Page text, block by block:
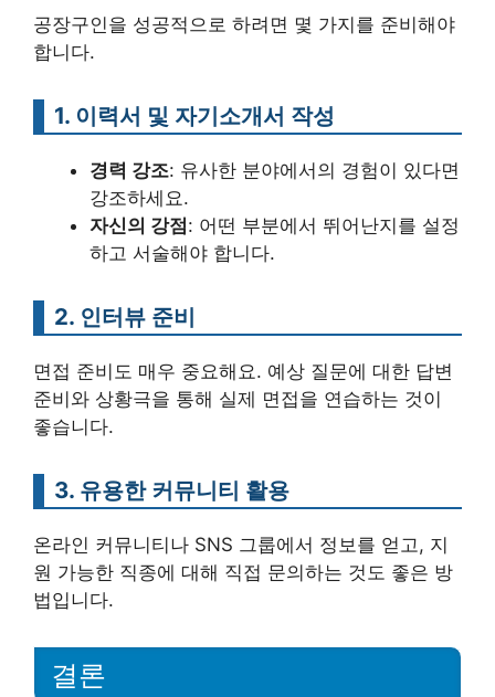
공장구인을 성공적으로 하려면 몇 가지를 준비해야
합니다.
1. 이력서 및 자기소개서 작성
경력 강조: 유사한 분야에서의 경험이 있다면
강조하세요.
자신의 강점 : 어떤 부분에서 뛰어난지를 설정
하고 서술해야 합니다.
2. 인터뷰 준비
면접 준비도 매우 중요해요. 예상 질문에 대한 답변
준비와 상황극을 통해 실제 면접을 연습하는 것이
좋습니다.
3. 유용한 커뮤니티 활용
온라인 커뮤니티나 SNS 그룹에서 정보를 얻고, 지
원 가능한 직종에 대해 직접 문의하는 것도 좋은 방
법입니다.
결론